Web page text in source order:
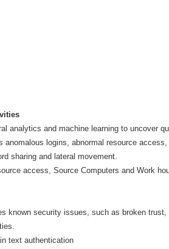
analytics and machine learning to uncover
logins, abnormal resource access,
sharing and lateral movement.
access, Source Computers and Work
known security issues, such as broken trust,
text authentication